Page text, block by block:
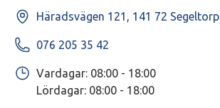
Häradsvägen 121, 141 72 Segeltorp
076 205 35 42
Vardagar: 08:00 - 18:00
Lördagar: 08:00 - 18:00